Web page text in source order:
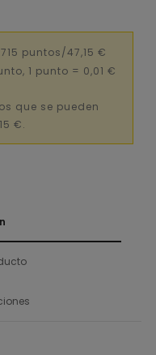
puntos/47,15 €
1 punto = 0,01 €
que se pueden
€.